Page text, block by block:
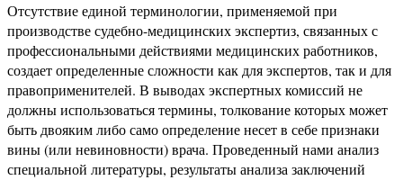
Отсутствие единой терминологии, применяемой при
производстве судебно-медицинских экспертиз, связанных с
профессиональными действиями медицинских работников,
создает определенные сложности как для экспертов, так и для
правоприменителей. В выводах экспертных комиссий не
должны использоваться термины, толкование которых может
быть двояким либо само определение несет в себе признаки
вины (или невиновности) врача. Проведенный нами анализ
специальной литературы, результаты анализа заключений